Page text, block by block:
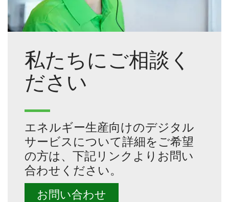
私たちにご相談く
ださい
エネルギー生産向けのデジタル
サービスについて詳細をご希望
の方は、下記リンクよりお問い
合わせください。
お問い合わせ